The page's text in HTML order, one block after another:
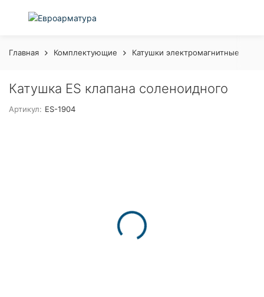
Главная Комплектующие Катушки электромагнитные
Катушка ES клапана соленоидного
Артикул: ES-1904